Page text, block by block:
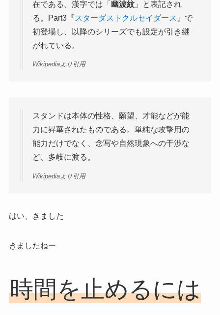
在である。漢字では「 幽波紋」と表記され
る。Part3『スターダストクルセイダース 』で
初登場し、以降のシリーズでも設定が引き継
がれている。
Wikipediaより引用
スタンドは本体の性格、願望、才能などが能
力に昇華されたものである。単純な攻撃用の
能力だけでなく、念写や自然現象への干渉な
ど、多岐に渡る。
Wikipediaより引用
はい、きました
きましたねー
時間を止めるには